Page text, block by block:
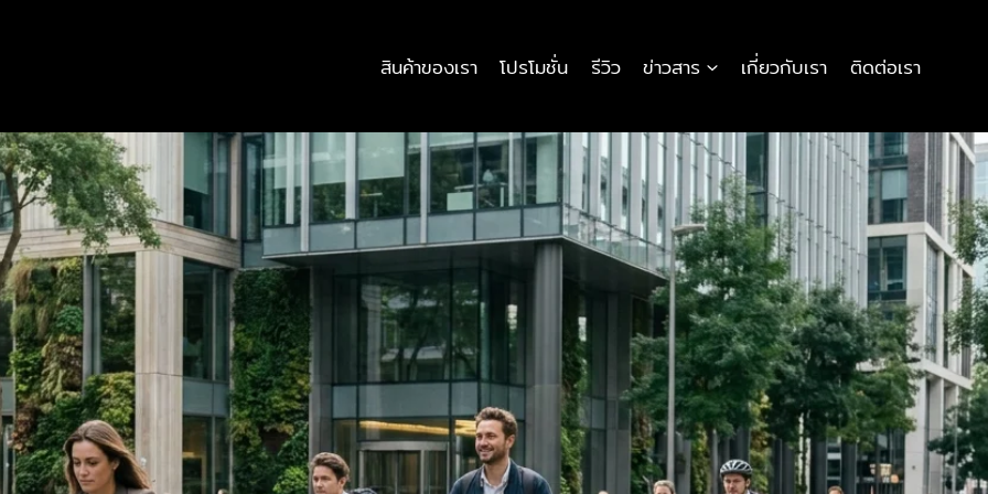
สินค้าของเรา โปรโมชั่น รีวิว ข่าวสาร เกี่ยวกับเรา ติดต่อเรา